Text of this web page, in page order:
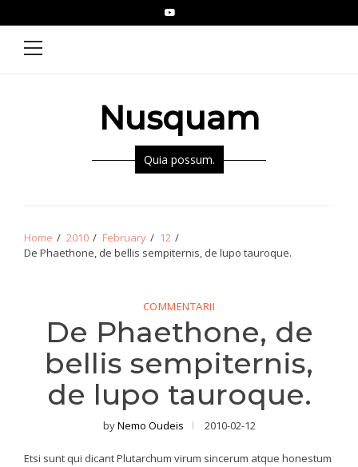
YouTube
Primary
Nusquam
Quia possum.
Home 2010 February
12
De Phaethone, de bellis sempiternis, de lupo tauroque.
COMMENTARII
De Phaethone, de
bellis sempiternis,
de lupo tauroque.
byNemo Oudeis 2010-02-12
Etsi sunt qui dicant Plutarchum virum sincerum atque honestum